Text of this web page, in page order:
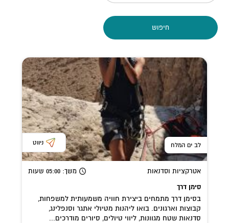
חיפוש
לב ים המלח ניווט
אטרקציות וסדנאות משך: 05:00 שעות
סימן דרך
בסימן דרך מתמחים ביצירת חוויה משמעותית למשפחות,
קבוצות וארגונים. בואו ליהנות מטיולי אתגר וסנפלינג,
סדנאות שטח מגוונות, ליווי טיולים, סיורים מודרכים...